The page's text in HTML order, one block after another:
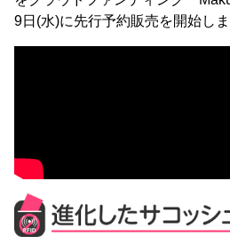
9日(水)に先行予約販売を開始しま